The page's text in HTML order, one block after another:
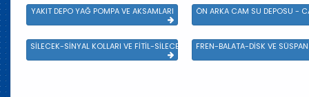
YAKIT DEPO YAĞ POMPA VE AKSAMLARI ÖN ARKA CAM SU DEPOSU -
SİLECEK-SİNYAL KOLLARI VE FİTİL-SİLECEK ÇEŞİTLERİFREN-BALATA-DİSK VE